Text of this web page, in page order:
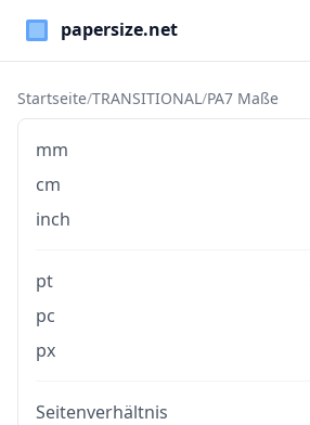
Paper Sizes
Startseite/TRANSITIONAL/PA7 Maße
mm
cm
inch
pt
pc
px
Seitenverhältnis